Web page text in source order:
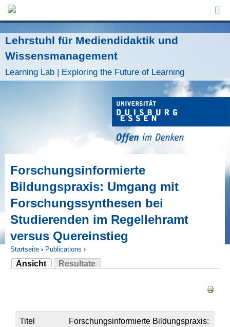
Lehrstuhl für Mediendidaktik und
Wissensmanagement
Learning Lab | Exploring the Future of Learning
Forschungsinformierte
Bildungspraxis: Umgang mit
Forschungssynthesen bei
Studierenden im Regellehramt
versus Quereinstieg
Sie sind hier
Startseite › Publications ›
Ansicht
(aktiver Reiter)
Resultate
Titel
Forschungsinformierte Bildungspraxis: